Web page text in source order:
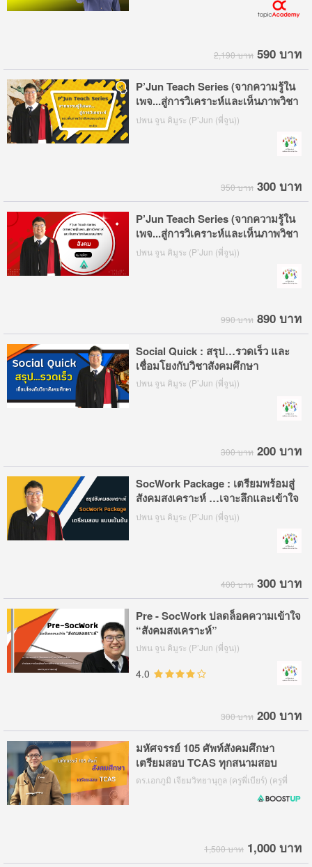
2,190 บาท 590 บาท
P’Jun Teach Series (จากความรู้ใน
เพจ...สู่การวิเคราะห์และเห็นภาพวิชา
สังคมแบบง่ายๆ)
ปพน จูน คิมูระ (P’Jun (พี่จูน))
350 บาท 300 บาท
P’Jun Teach Series (จากความรู้ใน
เพจ...สู่การวิเคราะห์และเห็นภาพวิชา
สังคมแบบง่ายๆ)
ปพน จูน คิมูระ (P’Jun (พี่จูน))
990 บาท 890 บาท
Social Quick : สรุป…รวดเร็ว และ
เชื่อมโยงกับวิชาสังคมศึกษา
ปพน จูน คิมูระ (P’Jun (พี่จูน))
300 บาท 200 บาท
SocWork Package : เตรียมพร้อมสู่
สังคมสงเคราะห์ …เจาะลึกและเข้าใจ
ตัวตน
ปพน จูน คิมูระ (P’Jun (พี่จูน))
400 บาท 300 บาท
Pre - SocWork ปลดล็อคความเข้าใจ
“สังคมสงเคราะห์”
ปพน จูน คิมูระ (P’Jun (พี่จูน))
4.0
300 บาท 200 บาท
มหัศจรรย์ 105 ศัพท์สังคมศึกษา
เตรียมสอบ TCAS ทุกสนามสอบ
ดร.เอกภูมิ เจียมวิทยานุกูล (ครูพี่เบียร์) (ครูพี่
1,500 บาท 1,000 บาท